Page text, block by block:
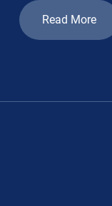
Read More